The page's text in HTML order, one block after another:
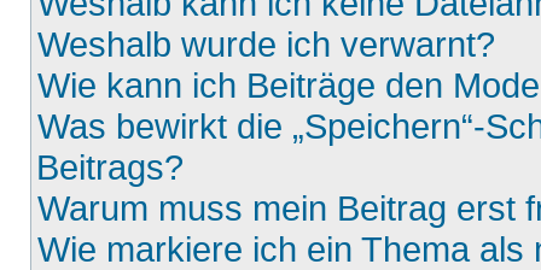
Weshalb wurde ich verwarnt?
Wie kann ich Beiträge den
Was bewirkt die „Speichern“-
Beitrags?
Warum muss mein Beitrag erst
Wie markiere ich ein Thema als